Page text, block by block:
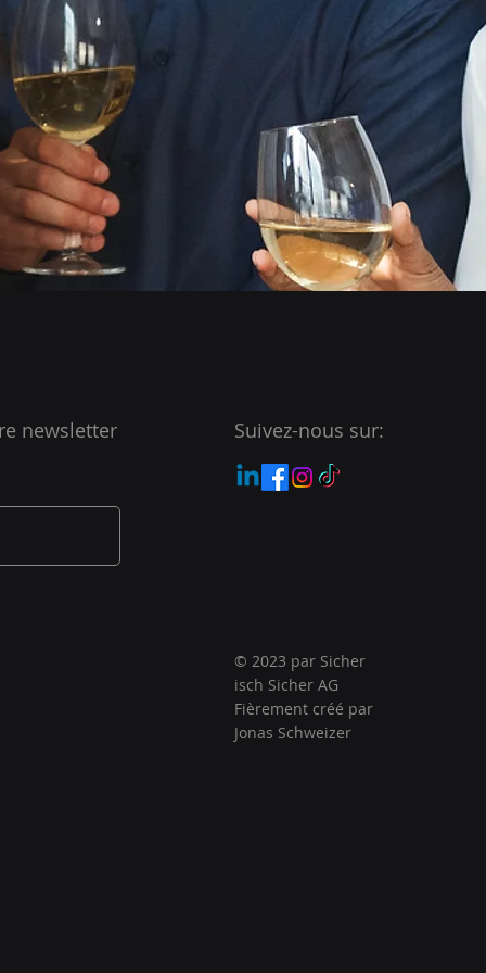
newsletter Suivez-nous sur:
© 2023 par Sicher
isch Sicher AG
Fièrement créé par
Jonas Schweizer